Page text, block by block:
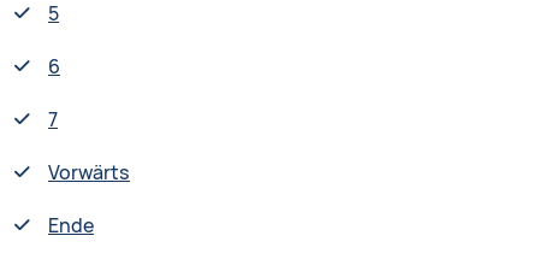
5
6
7
Vorwärts
Ende